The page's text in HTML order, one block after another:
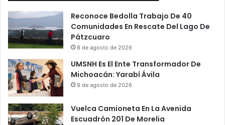
Reconoce Bedolla Trabajo De 40
Comunidades En Rescate Del Lago De
Pátzcuaro
8 de agosto de 2026
UMSNH Es El Ente Transformador De
Michoacán: Yarabí Ávila
8 de agosto de 2026
Vuelca Camioneta En La Avenida
Escuadrón 201 De Morelia